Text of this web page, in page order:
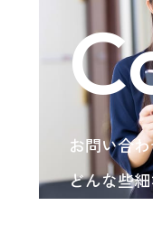
お問い合
どんな些